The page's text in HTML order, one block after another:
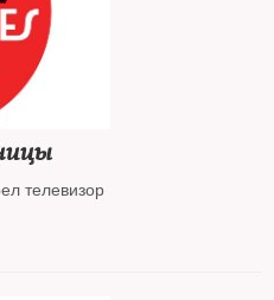
телевизор